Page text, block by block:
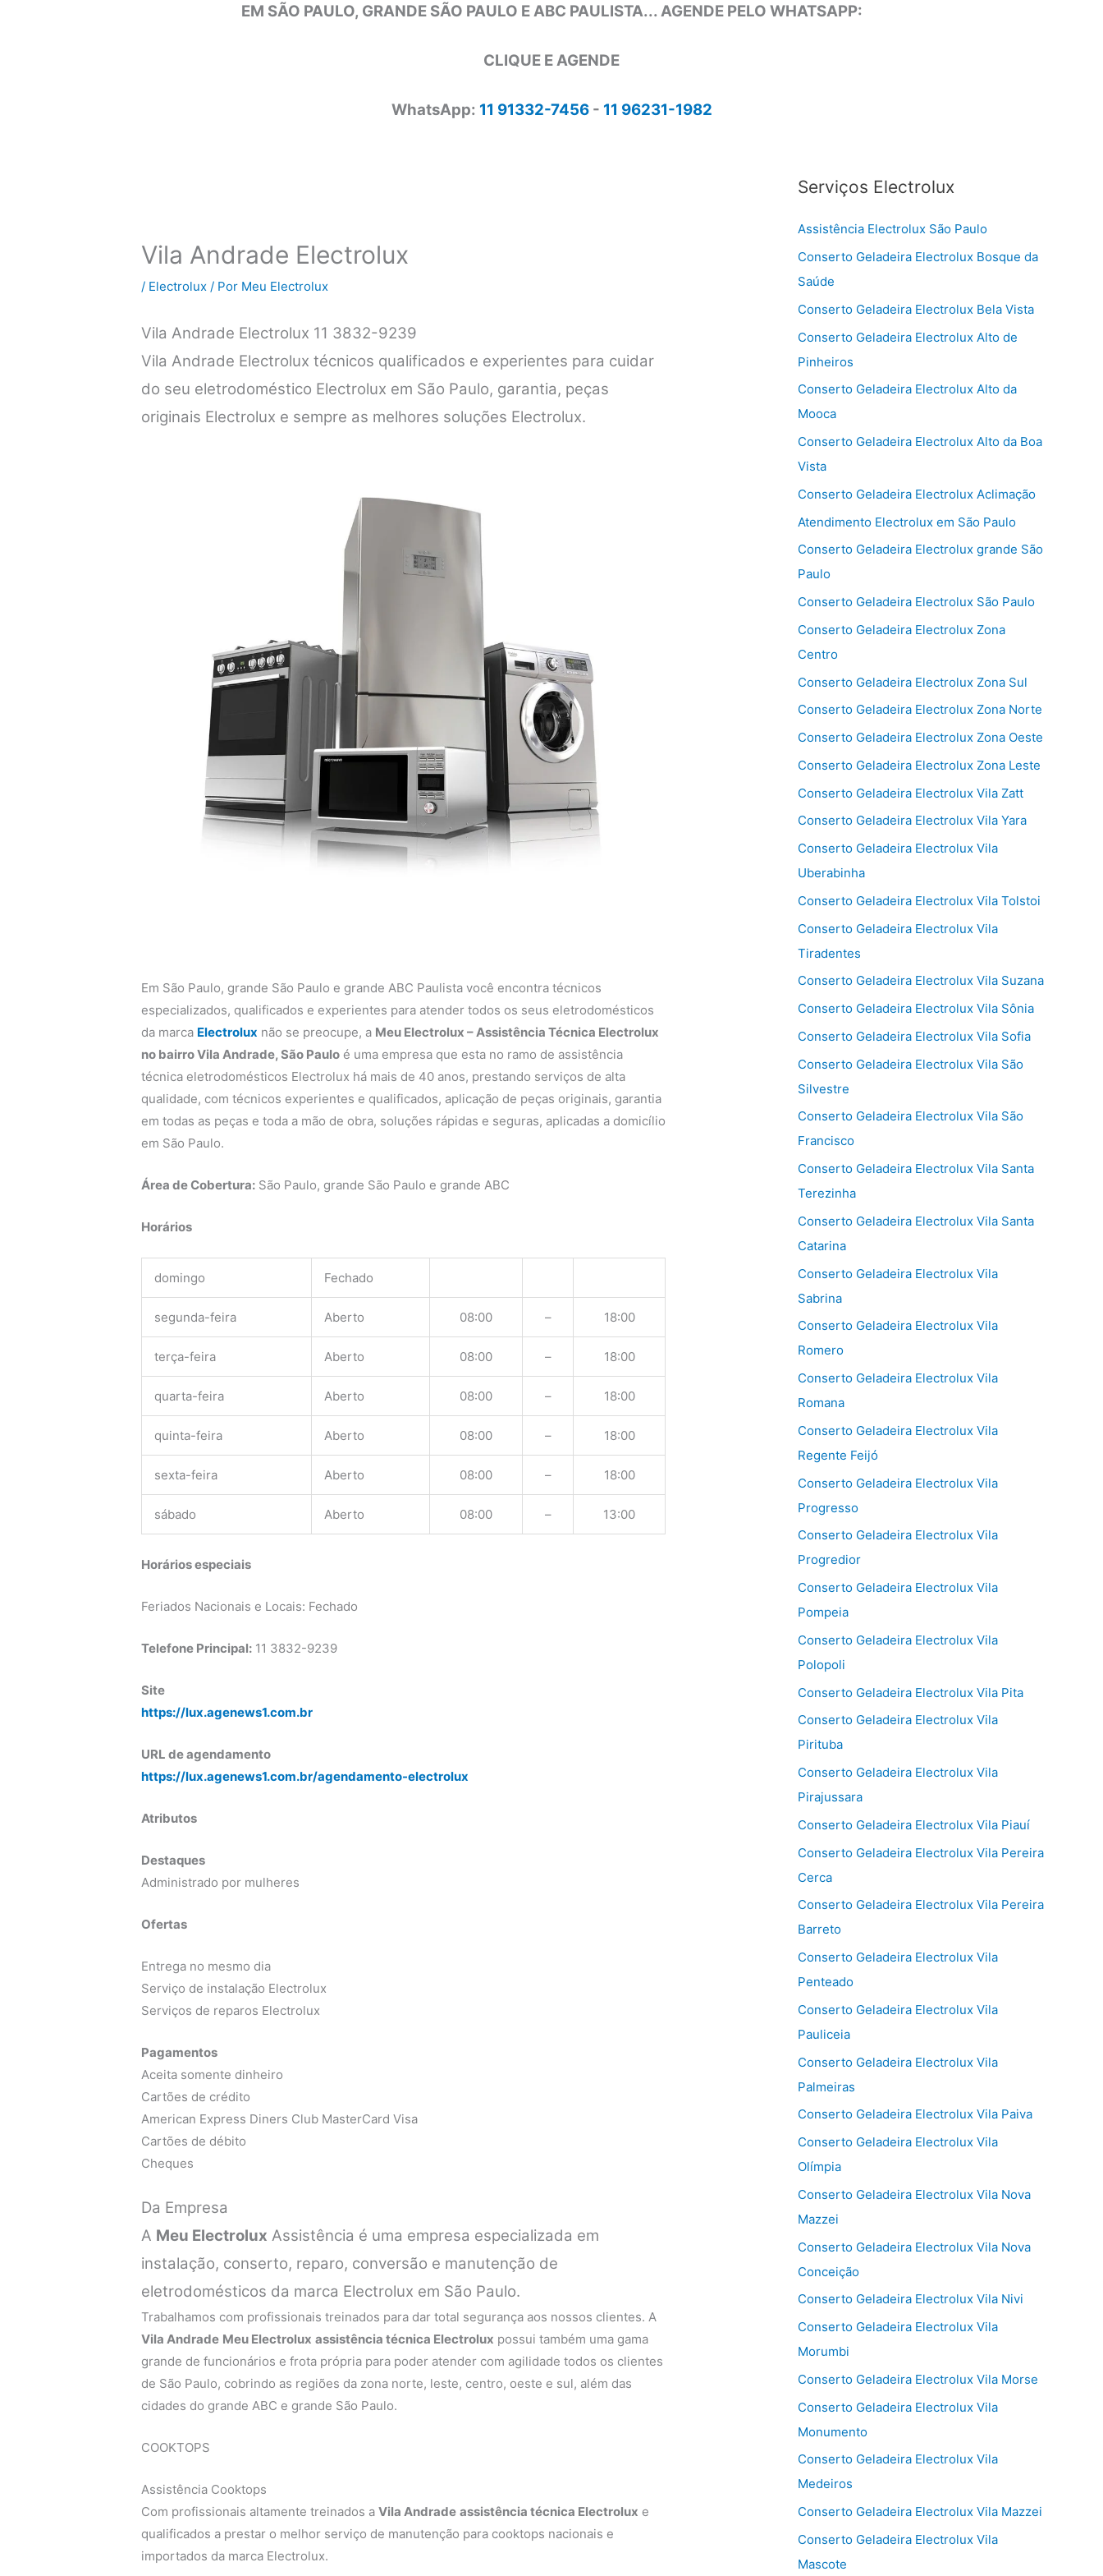
EM SÃO PAULO, GRANDE SÃO PAULO E ABC PAULISTA... AGENDE PELO WHATSAPP:
CLIQUE E AGENDE
WhatsApp: 11 91332-7456- 11 96231-1982
Vila Andrade Electrolux
/ Electrolux / Por Meu Electrolux
Vila Andrade Electrolux 11 3832-9239
Vila Andrade Electrolux técnicos qualificados e experientes para cuidar
do seu eletrodoméstico Electrolux em São Paulo, garantia, peças
originais Electrolux e sempre as melhores soluções Electrolux.
Em São Paulo, grande São Paulo e grande ABC Paulista você encontra técnicos
especializados, qualificados e experientes para atender todos os seus eletrodomésticos
da marca Electrolux não se preocupe, a Meu Electrolux – Assistência Técnica Electrolux
no bairro Vila Andrade, São Paulo é uma empresa que esta no ramo de assistência
técnica eletrodomésticos Electrolux há mais de 40 anos, prestando serviços de alta
qualidade, com técnicos experientes e qualificados, aplicação de peças originais, garantia
em todas as peças e toda a mão de obra, soluções rápidas e seguras, aplicadas a domicílio
em São Paulo.
Área de Cobertura: São Paulo, grande São Paulo e grande ABC
Horários
domingo Fechado
segunda-feira Aberto 08:00 – 18:00
terça-feira Aberto 08:00 – 18:00
quarta-feira Aberto 08:00 – 18:00
quinta-feira Aberto 08:00 – 18:00
sexta-feira Aberto 08:00 – 18:00
sábado Aberto 08:00 – 13:00
Horários especiais
Feriados Nacionais e Locais: Fechado
Telefone Principal: 11 3832-9239
Site
https://lux.agenews1.com.br
URL de agendamento
https://lux.agenews1.com.br/agendamento-electrolux
Atributos
Destaques
Administrado por mulheres
Ofertas
Entrega no mesmo dia
Serviço de instalação Electrolux
Serviços de reparos Electrolux
Pagamentos
Aceita somente dinheiro
Cartões de crédito
American Express Diners Club MasterCard Visa
Cartões de débito
Cheques
Da Empresa
A Meu Electrolux Assistência é uma empresa especializada em
instalação, conserto, reparo, conversão e manutenção de
eletrodomésticos da marca Electrolux em São Paulo.
Trabalhamos com profissionais treinados para dar total segurança aos nossos clientes. A
Vila Andrade Meu Electrolux assistência técnica Electrolux possui também uma gama
grande de funcionários e frota própria para poder atender com agilidade todos os clientes
de São Paulo, cobrindo as regiões da zona norte, leste, centro, oeste e sul, além das
cidades do grande ABC e grande São Paulo.
COOKTOPS
Assistência Cooktops
Com profissionais altamente treinados aVila Andrade assistência técnica Electrolux e
qualificados a prestar o melhor serviço de manutenção para cooktops nacionais e
importados da marca Electrolux.
Serviços Electrolux
Assistência Electrolux São Paulo
Conserto Geladeira Electrolux Bosque da
Saúde
Conserto Geladeira Electrolux Bela Vista
Conserto Geladeira Electrolux Alto de
Pinheiros
Conserto Geladeira Electrolux Alto da
Mooca
Conserto Geladeira Electrolux Alto da Boa
Vista
Conserto Geladeira Electrolux Aclimação
Atendimento Electrolux em São Paulo
Conserto Geladeira Electrolux grande São
Paulo
Conserto Geladeira Electrolux São Paulo
Conserto Geladeira Electrolux Zona
Centro
Conserto Geladeira Electrolux Zona Sul
Conserto Geladeira Electrolux Zona Norte
Conserto Geladeira Electrolux Zona Oeste
Conserto Geladeira Electrolux Zona Leste
Conserto Geladeira Electrolux Vila Zatt
Conserto Geladeira Electrolux Vila Yara
Conserto Geladeira Electrolux Vila
Uberabinha
Conserto Geladeira Electrolux Vila Tolstoi
Conserto Geladeira Electrolux Vila
Tiradentes
Conserto Geladeira Electrolux Vila Suzana
Conserto Geladeira Electrolux Vila Sônia
Conserto Geladeira Electrolux Vila Sofia
Conserto Geladeira Electrolux Vila São
Silvestre
Conserto Geladeira Electrolux Vila São
Francisco
Conserto Geladeira Electrolux Vila Santa
Terezinha
Conserto Geladeira Electrolux Vila Santa
Catarina
Conserto Geladeira Electrolux Vila
Sabrina
Conserto Geladeira Electrolux Vila
Romero
Conserto Geladeira Electrolux Vila
Romana
Conserto Geladeira Electrolux Vila
Regente Feijó
Conserto Geladeira Electrolux Vila
Progresso
Conserto Geladeira Electrolux Vila
Progredior
Conserto Geladeira Electrolux Vila
Pompeia
Conserto Geladeira Electrolux Vila
Polopoli
Conserto Geladeira Electrolux Vila Pita
Conserto Geladeira Electrolux Vila
Pirituba
Conserto Geladeira Electrolux Vila
Pirajussara
Conserto Geladeira Electrolux Vila Piauí
Conserto Geladeira Electrolux Vila Pereira
Cerca
Conserto Geladeira Electrolux Vila Pereira
Barreto
Conserto Geladeira Electrolux Vila
Penteado
Conserto Geladeira Electrolux Vila
Pauliceia
Conserto Geladeira Electrolux Vila
Palmeiras
Conserto Geladeira Electrolux Vila Paiva
Conserto Geladeira Electrolux Vila
Olímpia
Conserto Geladeira Electrolux Vila Nova
Mazzei
Conserto Geladeira Electrolux Vila Nova
Conceição
Conserto Geladeira Electrolux Vila Nivi
Conserto Geladeira Electrolux Vila
Morumbi
Conserto Geladeira Electrolux Vila Morse
Conserto Geladeira Electrolux Vila
Monumento
Conserto Geladeira Electrolux Vila
Medeiros
Conserto Geladeira Electrolux Vila Mazzei
Conserto Geladeira Electrolux Vila
Mascote